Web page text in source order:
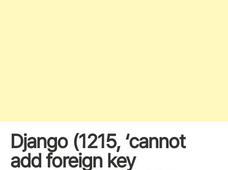
Django (1215, ‘cannot
add foreign key